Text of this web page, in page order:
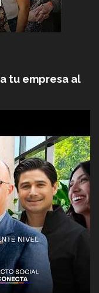
tu empresa al